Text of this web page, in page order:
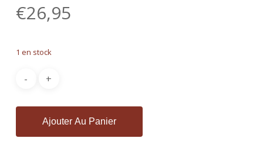
€26,95
1 en stock
Ajouter Au Panier